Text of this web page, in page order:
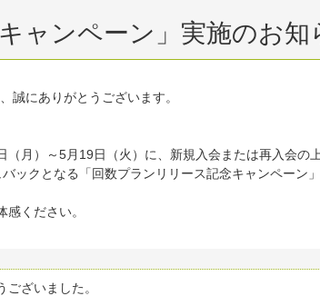
ャンペーン」実施のお知
誠にありがとうございます。
月）～5月19日（火）に、新規入会または再入会の
ックとなる「回数プランリリース記念キャンペーン」
ください。
ざいました。